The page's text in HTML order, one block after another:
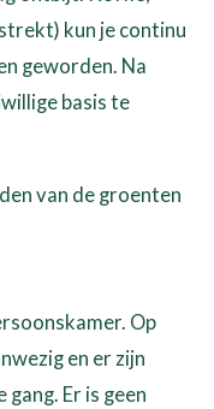
kun je continu
geworden. Na
basis te
van de groenten
Op
en er zijn
Er is geen